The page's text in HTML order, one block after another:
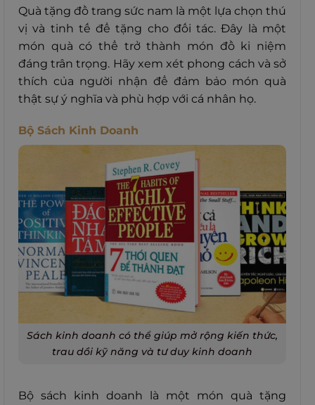
Quà tặng đồ trang sức nam là một lựa chọn thú
vị và tinh tế để tặng cho đối tác. Đây là một
món quà có thể trở thành món đồ kỉ niệm
đáng trân trọng. Hãy xem xét phong cách và sở
thích của người nhận để đảm bảo món quà
thật sự ý nghĩa và phù hợp với cá nhân họ.
Bộ Sách Kinh Doanh
Sách kinh doanh có thể giúp mở rộng kiến thức,
trau dồi kỹ năng và tư duy kinh doanh
Bộ sách kinh doanh là một món quà tặng